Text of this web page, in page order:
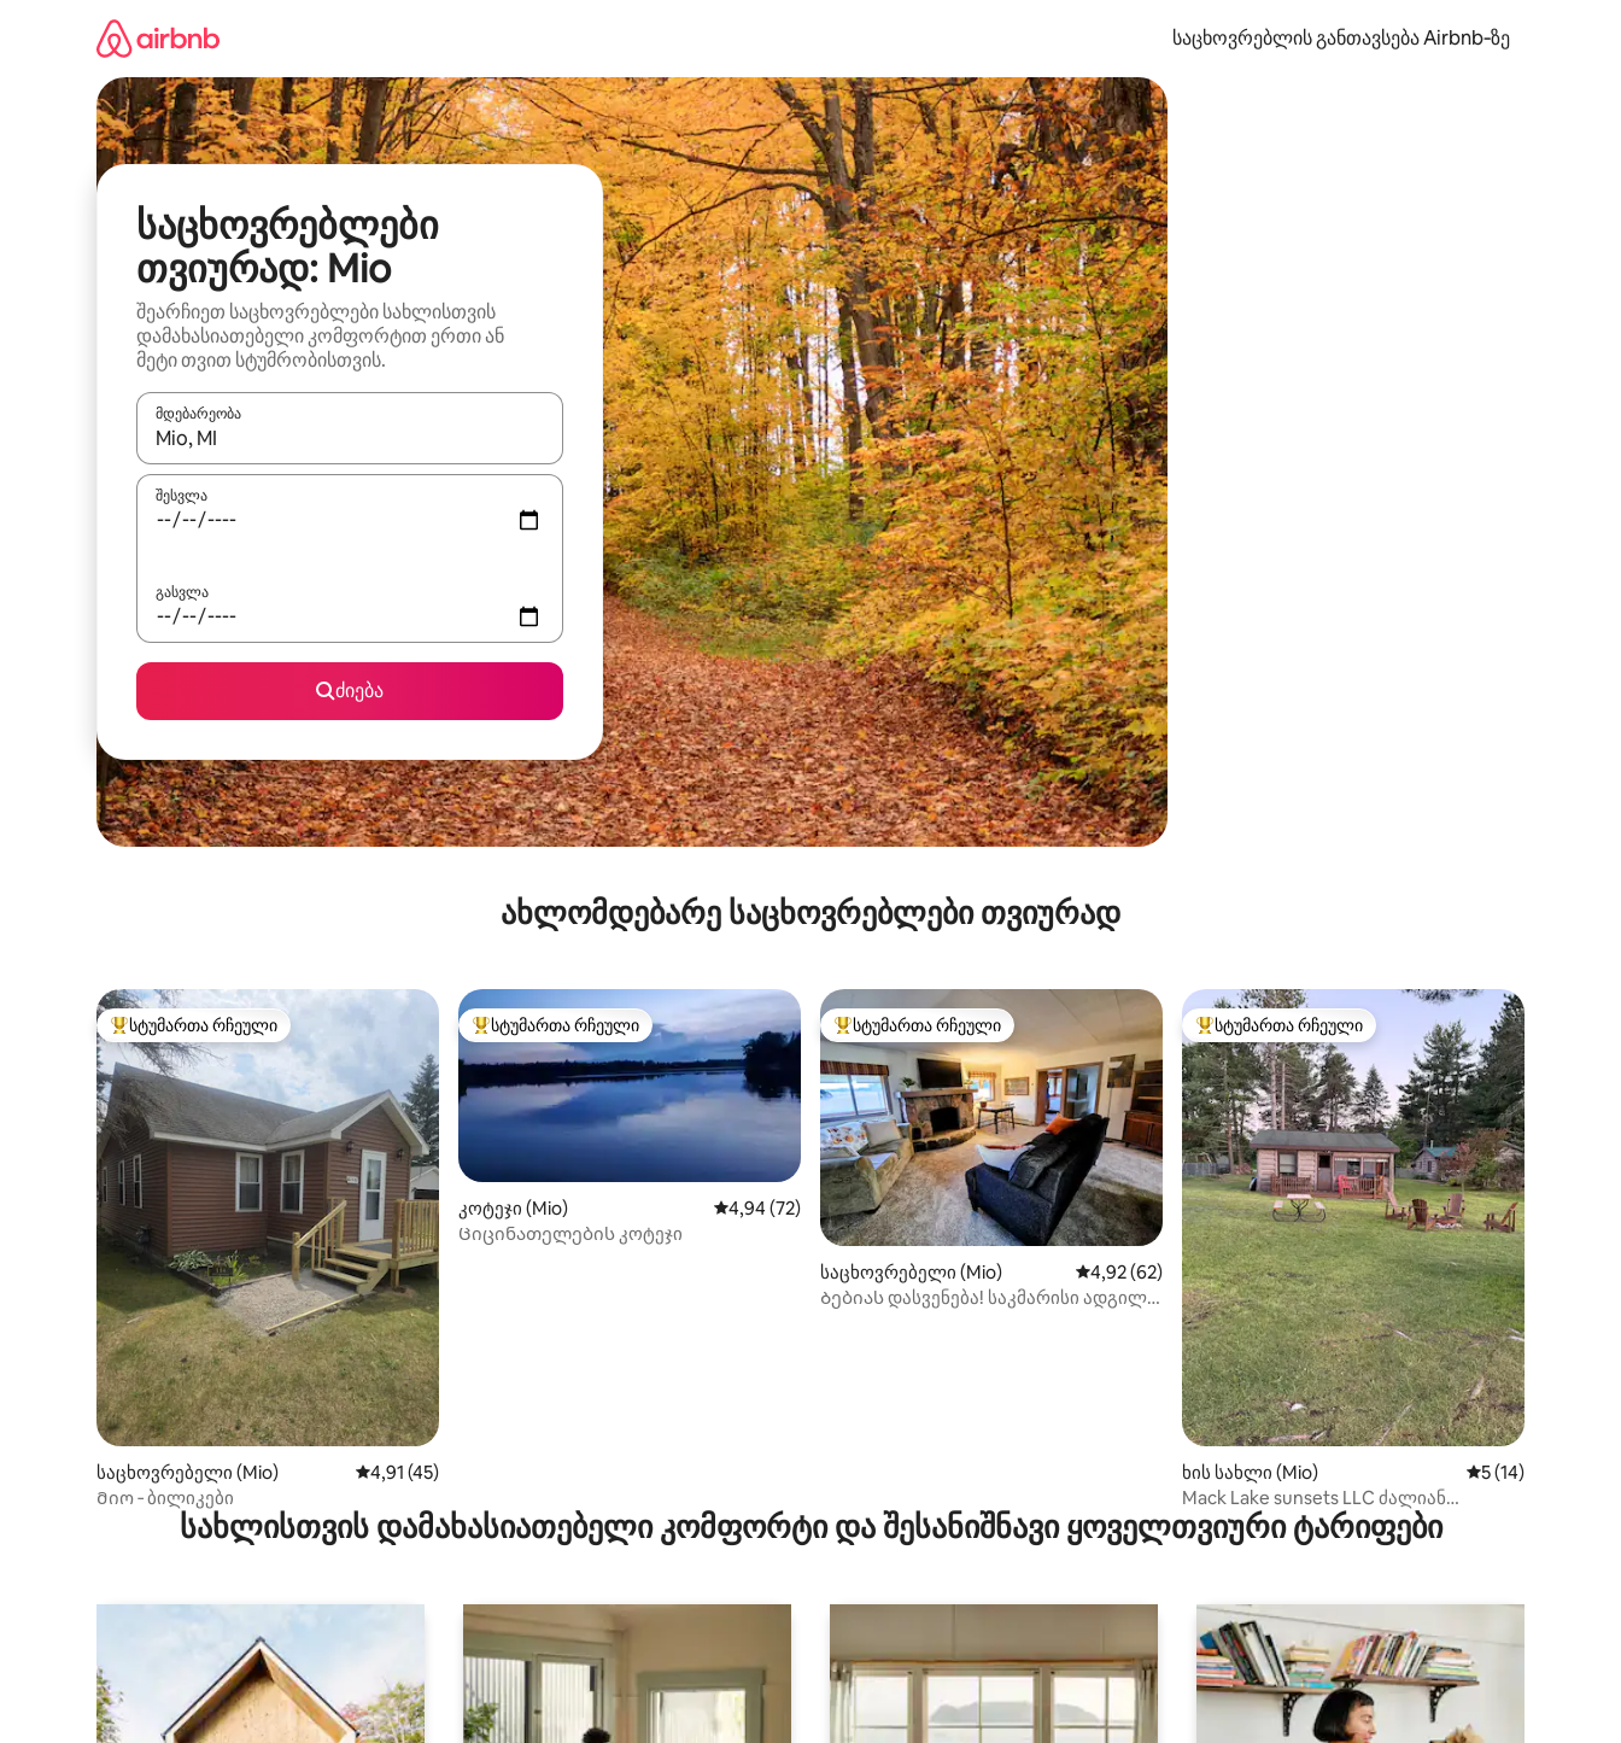
საცხოვრებლის განთავსება Airbnb‑ზე
საცხოვრებლები
თვიურად: Mio
შეარჩიეთ საცხოვრებლები სახლისთვის
დამახასიათებელი კომფორტით ერთი ან
მეტი თვით სტუმრობისთვის.
მდებარეობა
როცა შედეგები ხელმისაწვდომი გახდება, ნავიგაციისთვის გამოიყენეთ კლავიშები ზემოთ/ქვემოთ მიმართული ისრებით ან შეხებისა თუ თითის გასმის ჟესტები.
შესვლა
გასვლა
ძიება
ახლომდებარე საცხოვრებლები თვიურად
სტუმართა რჩეული მოწინავე ვარიანტი
სტუმართა რჩეული
საცხოვრებელი (Mio) საშუალო შეფასებაა 5‑დან 4,91, 45 მიმოხილვა
4,91 (45)
Მიო ‑ ბილიკები
სტუმართა რჩეული მოწინავე ვარიანტი
სტუმართა რჩეული
კოტეჯი (Mio) საშუალო შეფასებაა 5‑დან 4,94, 72 მიმოხილვა
4,94 (72)
Ციცინათელების კოტეჯი
სტუმართა რჩეული მოწინავე ვარიანტი
სტუმართა რჩეული
საცხოვრებელი (Mio) საშუალო შეფასებაა 5‑დან 4,92, 62 მიმოხილვა
4,92 (62)
Ბებიას დასვენება! საკმარისი ადგილი
სტუმართა რჩეული მოწინავე ვარიანტი
სტუმართა რჩეული
ხის სახლი (Mio) საშუალო
5 (14)
Mack Lake sunsets LLC ძალიან
დამამშვიდებელი და მშვიდი
სახლისთვის დამახასიათებელი კომფორტი და შესანიშნავი ყოველთვიური ტარიფები